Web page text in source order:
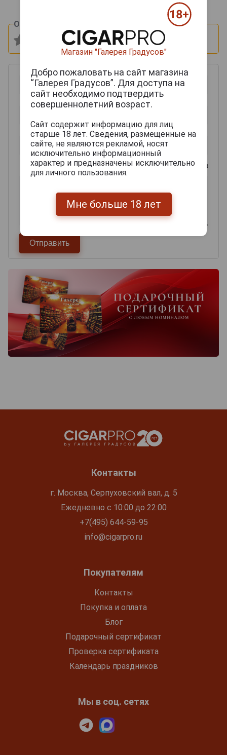
Оцените и напишите отзыв:
0из 2000 знаков
Контакты
г. Москва, Серпуховский вал, д. 5
Ежедневно с 10:00 до 22:00
+7(495) 644-59-95
info@cigarpro.ru
Покупателям
Контакты
Покупка и оплата
Блог
Подарочный сертификат
Проверка сертификата
Календарь праздников
Мы в соц. сетях
Магазин "Галерея Градусов"
Добро пожаловать на сайт магазина
“Галерея Градусов”. Для доступа на
сайт необходимо подтвердить
совершеннолетний возраст.
Сайт содержит информацию для лиц
старше 18 лет. Сведения, размещенные на
сайте, не являются рекламой, носят
исключительно информационный
характер и предназначены исключительно
для личного пользования.
Мне больше 18 лет